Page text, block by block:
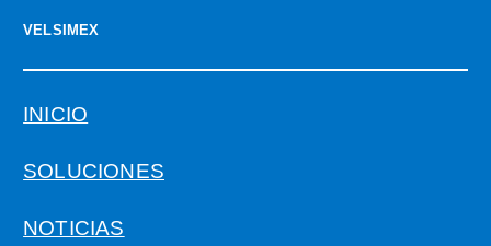
VELSIMEX
INICIO
SOLUCIONES
NOTICIAS